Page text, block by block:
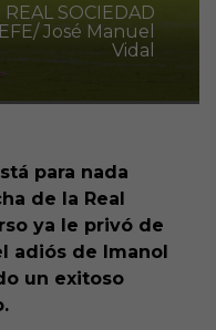
REAL SOCIEDAD
José Manuel
Vidal
para nada
de la Real
ya le privó de
adiós de Imanol
un exitoso